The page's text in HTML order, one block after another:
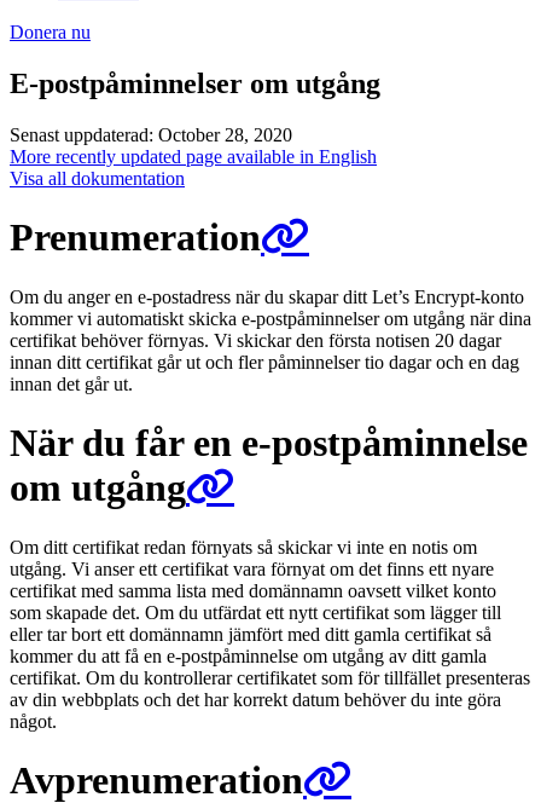
Donera nu
E-postpåminnelser om utgång
Senast uppdaterad: October 28, 2020
More recently updated page available in English
Visa all dokumentation
Prenumeration
Om du anger en e-postadress när du skapar ditt Let’s Encrypt-konto
kommer vi automatiskt skicka e-postpåminnelser om utgång när dina
certifikat behöver förnyas. Vi skickar den första notisen 20 dagar
innan ditt certifikat går ut och fler påminnelser tio dagar och en dag
innan det går ut.
När du får en e-postpåminnelse
om utgång
Om ditt certifikat redan förnyats så skickar vi inte en notis om
utgång. Vi anser ett certifikat vara förnyat om det finns ett nyare
certifikat med samma lista med domännamn oavsett vilket konto
som skapade det. Om du utfärdat ett nytt certifikat som lägger till
eller tar bort ett domännamn jämfört med ditt gamla certifikat så
kommer du att få en e-postpåminnelse om utgång av ditt gamla
certifikat. Om du kontrollerar certifikatet som för tillfället presenteras
av din webbplats och det har korrekt datum behöver du inte göra
något.
Avprenumeration